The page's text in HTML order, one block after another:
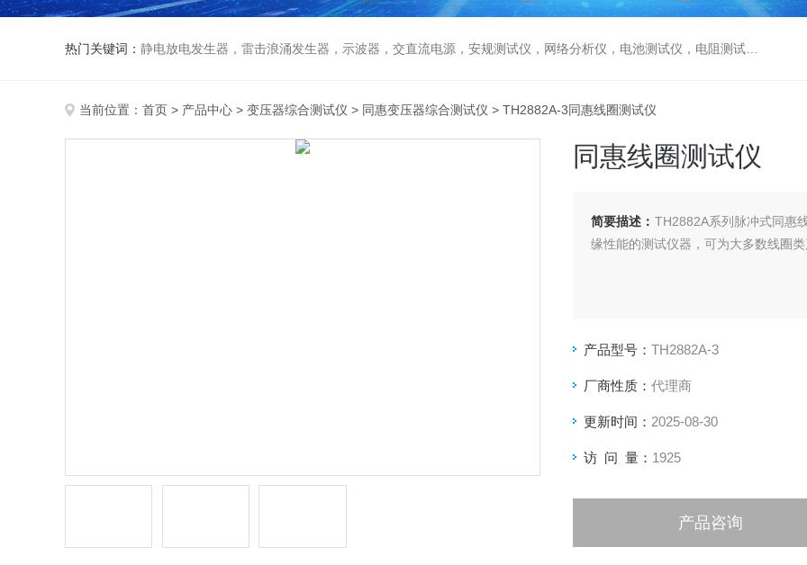
热门关键词： 静电放电发生器，雷击浪涌发生器，示波器，交直流电源，安规测试仪，网络分析仪，电池测试仪，电阻测试仪，数据采集仪
当前位置： 首页 > 产品中心 > 变压器综合测试仪 > 同惠变压器综合测试仪 > TH2882A-3同惠线圈测试仪
同惠线圈测试仪
简要描述： TH2882A系列脉冲式同惠
缘性能的测试仪器，可为大多数线圈
产品型号： TH2882A-3
厂商性质： 代理商
更新时间： 2025-08-30
访 问 量： 1925
产品咨询